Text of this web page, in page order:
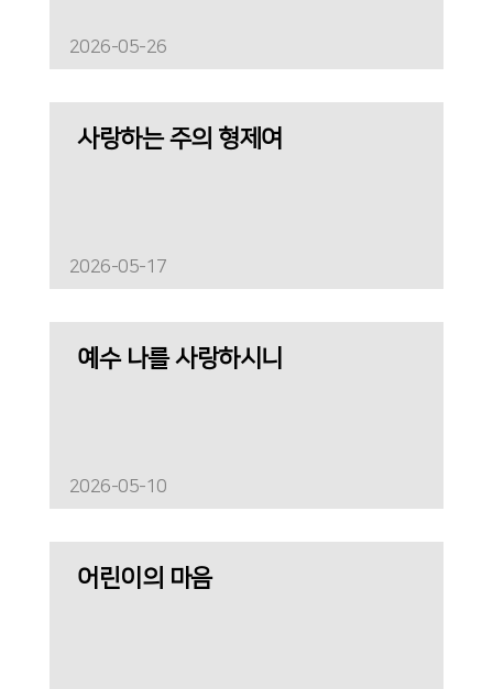
2026-05-26
사랑하는 주의 형제여
2026-05-17
예수 나를 사랑하시니
2026-05-10
어린이의 마음